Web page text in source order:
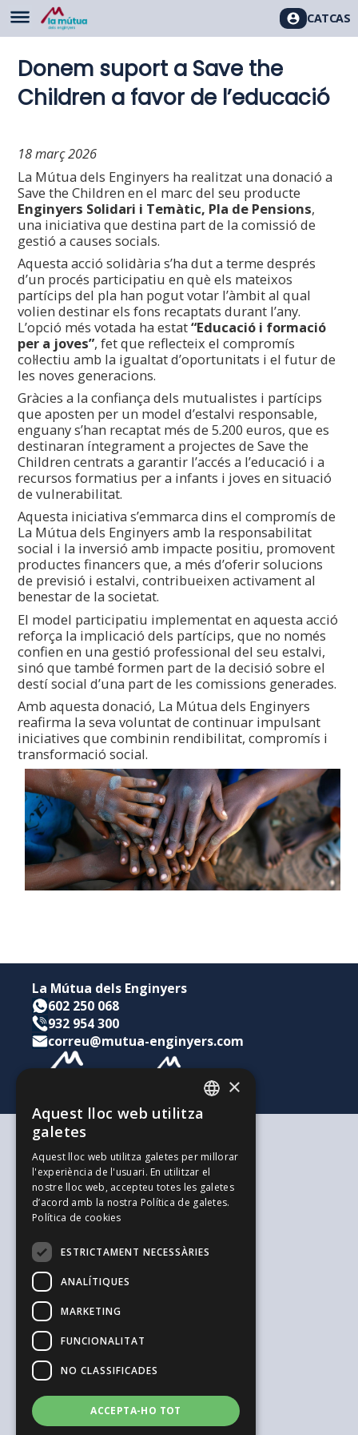
CATCAS
Donem suport a Save the
Children a favor de l’educació
18 març 2026
La Mútua dels Enginyers ha realitzat una donació a
Save the Children en el marc del seu producte
Enginyers Solidari i Temàtic, Pla de Pensions,
una iniciativa que destina part de la comissió de
gestió a causes socials.
Aquesta acció solidària s’ha dut a terme després
d’un procés participatiu en què els mateixos
partícips del pla han pogut votar l’àmbit al qual
volien destinar els fons recaptats durant l’any.
L’opció més votada ha estat“Educació i formació
per a joves”, fet que reflecteix el compromís
col·lectiu amb la igualtat d’oportunitats i el futur de
les noves generacions.
Gràcies a la confiança dels mutualistes i partícips
que aposten per un model d’estalvi responsable,
enguany s’han recaptat més de 5.200 euros, que es
destinaran íntegrament a projectes de Save the
Children centrats a garantir l’accés a l’educació i a
recursos formatius per a infants i joves en situació
de vulnerabilitat.
Aquesta iniciativa s’emmarca dins el compromís de
La Mútua dels Enginyers amb la responsabilitat
social i la inversió amb impacte positiu, promovent
productes financers que, a més d’oferir solucions
de previsió i estalvi, contribueixen activament al
benestar de la societat.
El model participatiu implementat en aquesta acció
reforça la implicació dels partícips, que no només
confien en una gestió professional del seu estalvi,
sinó que també formen part de la decisió sobre el
destí social d’una part de les comissions generades.
Amb aquesta donació, La Mútua dels Enginyers
reafirma la seva voluntat de continuar impulsant
iniciatives que combinin rendibilitat, compromís i
transformació social.
La Mútua dels Enginyers
602 250 068
932 954 300
correu@mutua-enginyers.com
Segons les teves necessitats
Per a tu i la teva família
Per als teus estalvis i inversions
Per a la teva empresa
L'alternativa als Autònoms
Treballa amb nosaltres
El Blog de l'Enginyeria
Blog de Joves Inspirit Mútua
El Blog de Serpreco
Suggeriments i Reclamacions
Informació general i seguretat
Avís legal
Política de privacitat
Política de cookies
Configurar cookies
Canal de denúncies
Sistema de compliance penal
ENGLISH
×
Aquest lloc web utilitza
galetes
Aquest lloc web utilitza galetes per millorar
l'experiència de l'usuari. En utilitzar el
nostre lloc web, accepteu totes les galetes
d’acord amb la nostra Política de galetes.
Política de cookies
ESTRICTAMENT NECESSÀRIES
ANALÍTIQUES
MARKETING
FUNCIONALITAT
NO CLASSIFICADES
ACCEPTA-HO TOT